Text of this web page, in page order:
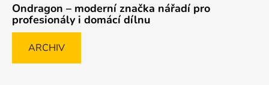
Ondragon – moderní značka nářadí pro
profesionály i domácí dílnu
ARCHIV